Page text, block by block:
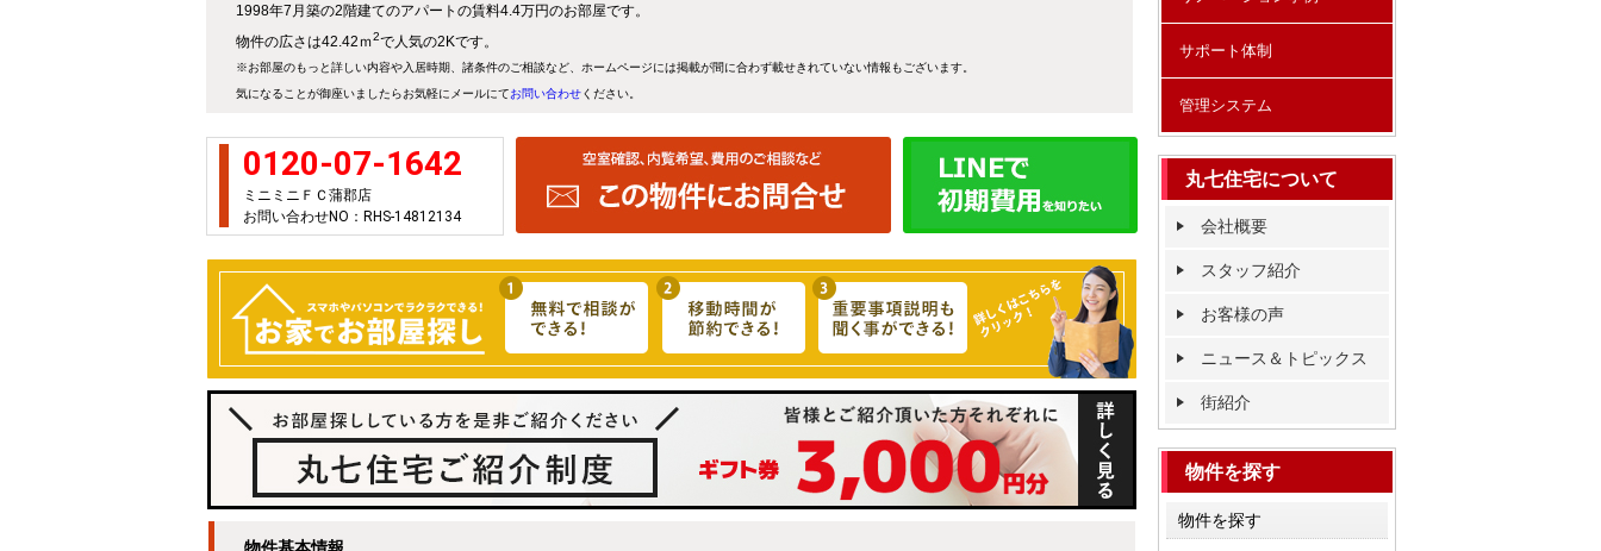
1998年7月築の2階建てのアパートの賃料4.4万円のお部屋です。
物件の広さは42.42ｍ2で人気の2Kです。
※お部屋のもっと詳しい内容や入居時期、諸条件のご相談など、ホームページには掲載が間に合わず載せきれていない情報もございます。
気になることが御座いましたらお気軽にメールにてお問い合わせください。
0120-07-1642
ミニミニＦＣ蒲郡店
お問い合わせNO：RHS-14812134
サポート体制
管理システム
丸七住宅について
会社概要
スタッフ紹介
お客様の声
ニュース＆トピックス
街紹介
物件を探す
物件を探す